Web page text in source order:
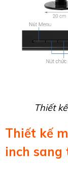
Thiết
Thiết kế
inch sang